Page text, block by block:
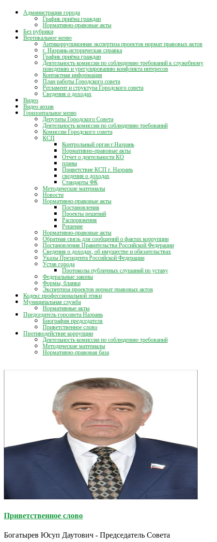
Администрация города
График приёма граждан
Нормативно-правовые акты
Без рубрики
Вертикальное меню
Антикоррупционная экспертиза проектов нормат правовых актов
г. Назрань-историческая справка
График приёма граждан
Деятельность комиссии по соблюдению требований к служебному
поведению и урегулированию конфликта интересов
Контактная информация
План работы Городского совета
Регламент и структура Городского совета
Сведения о доходах
Видео
Видео архив
Горизонтальное меню
Депутаты Городского Совета
Деятельность комиссии по соблюдению требований
Комиссии Городского совета
КСП
Контрольный орган г.Назрань
Нормативно-правовые акты
Отчет о деятельности КО
планы
Приветствие КСП г. Назрань
сведения о доходах
Стандарты ФК
Методические материалы
Новости
Нормативно-правовые акты
Постановления
Проекты решений
Распоряжения
Решение
Нормативно-правовые акты
Обратная связь для сообщений о фактах коррупции
Постановления Правительства Российской Федерации
Сведения о доходах, об имуществе и обязательствах
Указы Президента Российской Федерации
Устав города
Протоколы публичных слушаний по уставу
Федеральные законы
Формы, бланки
Экспертиза проектов нормат правовых актов
Кодекс профессиональной этики
Муниципальная служба
Нормативные акты
Председатель горсовета Назрань
Биография председателя
Приветственное слово
Противодействие коррупции
Деятельность комиссии по соблюдению требований
Методические материалы
Нормативно-правовая база
Приветственное слово
Богатырев Юсуп Даутович - Председатель Совета